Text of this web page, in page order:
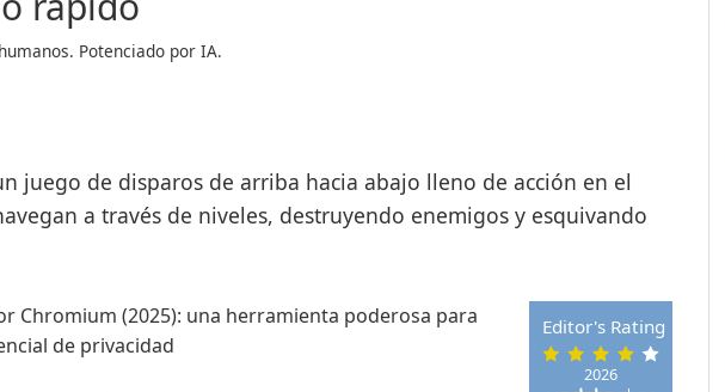
Potenciado por IA.
juego de disparos de arriba hacia abajo lleno de acción en el
a través de niveles, destruyendo enemigos y esquivando
2026
Editor's Rating
Chromium (2025): una herramienta poderosa para
de privacidad